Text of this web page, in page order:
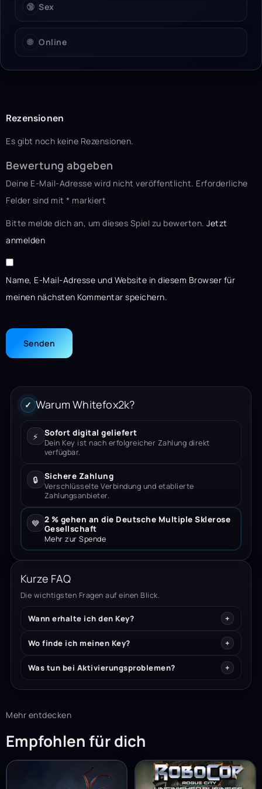
🔞 Sex
🌐 Online
Rezensionen
Es gibt noch keine Rezensionen.
Bewertung abgeben
Deine E-Mail-Adresse wird nicht veröffentlicht. Erforderliche
Felder sind mit * markiert
Bitte melde dich an, um dieses Spiel zu bewerten. Jetzt
anmelden
Name, E-Mail-Adresse und Website in diesem Browser für
meinen nächsten Kommentar speichern.
✓ Warum Whitefox2k?
⚡ Sofort digital geliefert
Dein Key ist nach erfolgreicher Zahlung direkt
verfügbar.
🔒 Sichere Zahlung
Verschlüsselte Verbindung und etablierte
Zahlungsanbieter.
💙 2 % gehen an die Deutsche Multiple Sklerose
Gesellschaft
Mehr zur Spende
Kurze FAQ
Die wichtigsten Fragen auf einen Blick.
Wann erhalte ich den Key?
Wo finde ich meinen Key?
Was tun bei Aktivierungsproblemen?
Mehr entdecken
Empfohlen für dich